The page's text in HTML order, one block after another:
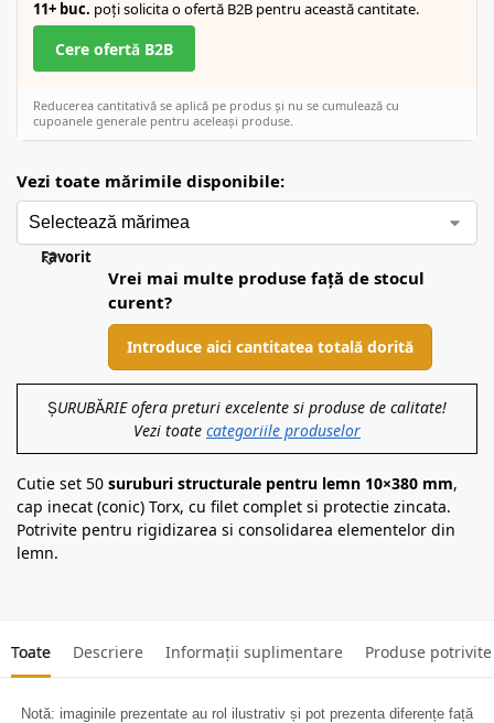
11+ buc. poți solicita o ofertă B2B pentru această cantitate.
Cere ofertă B2B
Reducerea cantitativă se aplică pe produs și nu se cumulează cu
cupoanele generale pentru aceleași produse.
Vezi toate mărimile disponibile:
Favorit
Vrei mai multe produse față de stocul
curent?
Introduce aici cantitatea totală dorită
ȘURUBĂRIE ofera preturi excelente si produse de calitate!
Vezi toate categoriile produselor
Cutie set 50 suruburi structurale pentru lemn 10×380 mm,
cap inecat (conic) Torx, cu filet complet si protectie zincata.
Potrivite pentru rigidizarea si consolidarea elementelor din
lemn.
Toate Descriere Informații suplimentare Produse potrivite
Notă: imaginile prezentate au rol ilustrativ și pot prezenta diferențe față